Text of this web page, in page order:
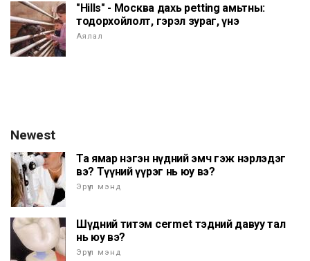
"Hills" - Москва дахь petting амьтны:
тодорхойлолт, гэрэл зураг, үнэ
Аялал
Newest
Та ямар нэгэн нүдний эмч гэж нэрлэдэг
вэ? Түүний үүрэг нь юу вэ?
Эрүүл мэнд
Шүдний титэм cermet тэдний давуу тал
нь юу вэ?
Эрүүл мэнд